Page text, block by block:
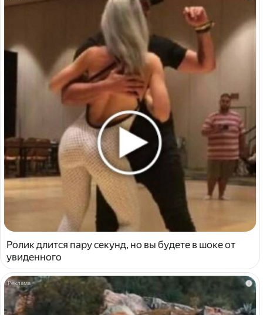
Ролик длится пару секунд, но вы будете в шоке от
увиденного
i